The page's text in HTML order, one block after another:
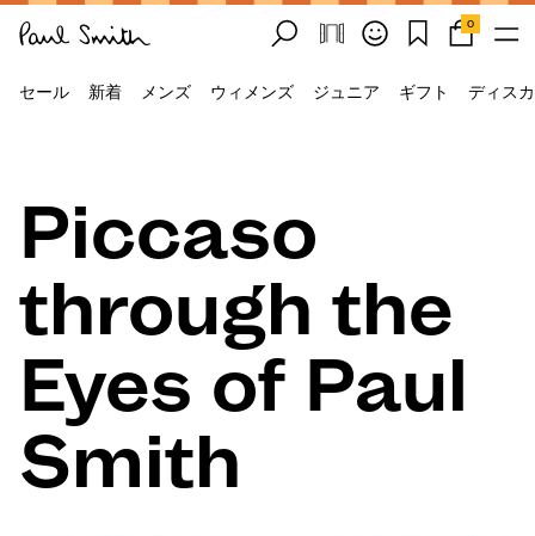
0
セール 新着 メンズ ウィメンズ ジュニア ギフト ディス
Piccaso
through the
Eyes of Paul
Smith